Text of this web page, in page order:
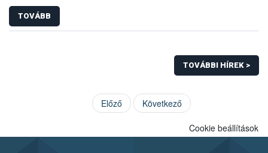
TOVÁBB
TOVÁBBI HÍREK >
Előző Következő
Cookie beállítások